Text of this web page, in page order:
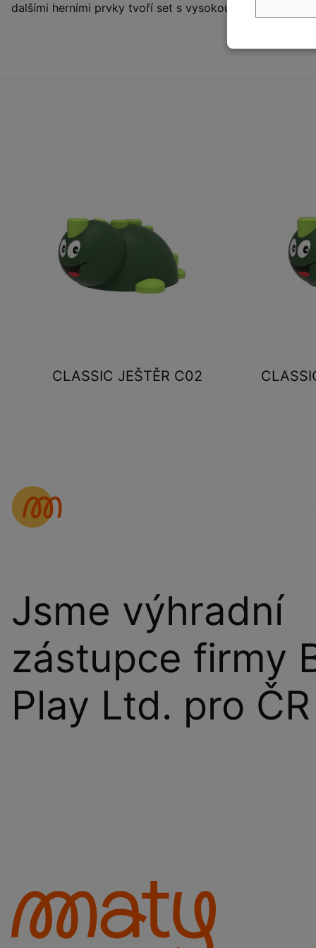
dalšími herními prvky tvoří set s vysokou přidanou
CLASSIC JEŠTĚR C02
Jsme výhradní
zástupce firmy
Play Ltd. pro ČR